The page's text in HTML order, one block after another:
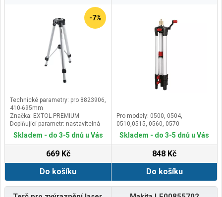
-7%
Technické parametry: pro 8823906,
410-695mm
Značka: EXTOL PREMIUM
Doplňující parametr: nastavitelná
výška stativu 410-695mm, průměr
střed. otvoru 32,3mm, lehká
hliníková konstrukce
Skladem - do 3-5 dnů u Vás
669 Kč
Do košíku
Pro modely: 0500, 0504,
0510,0515, 0560, 0570
Skladem - do 3-5 dnů u Vás
848 Kč
Do košíku